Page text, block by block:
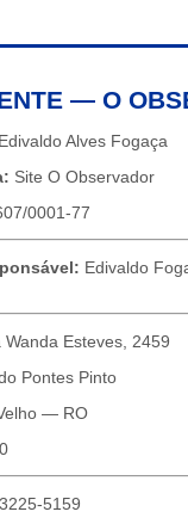
— O
Edivaldo Alves Fogaça
Site O Observador
0001-77
Edivaldo
Wanda Esteves, 2459
Pontes Pinto
— RO
5159